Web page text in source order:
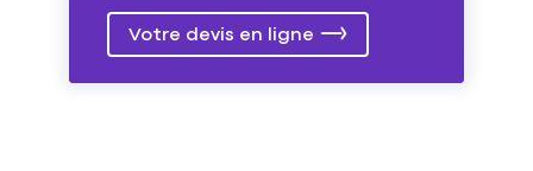
Votre devis en ligne